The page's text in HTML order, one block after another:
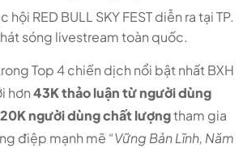
hội RED BULL SKY FEST diễn ra tại TP.
sóng livestream toàn quốc.
Top 4 chiến dịch nổi bật nhất BXH
hơn43K thảo luận từ người dùng
20K người dùng chất lượngtham gia
điệp mạnh mẽ “Vững Bản Lĩnh, Năm